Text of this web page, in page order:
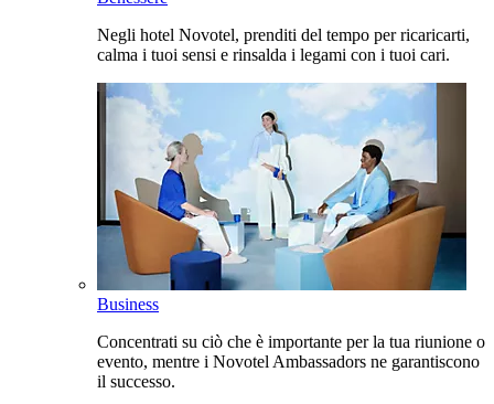
Negli hotel Novotel, prenditi del tempo per ricaricarti,
calma i tuoi sensi e rinsalda i legami con i tuoi cari.
Business
Concentrati su ciò che è importante per la tua riunione o
evento, mentre i Novotel Ambassadors ne garantiscono
il successo.